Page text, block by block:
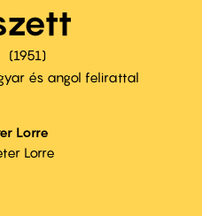
1951
és angol felirattal
Lorre
Lorre